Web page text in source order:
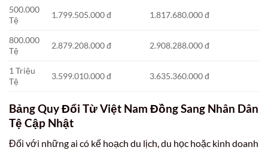
500.000
Tệ
1.799.505.000 đ 1.817.680.000 đ
800.000
Tệ
2.879.208.000 đ 2.908.288.000 đ
1 Triệu
Tệ
3.599.010.000 đ 3.635.360.000 đ
Bảng Quy Đổi Từ Việt Nam Đồng Sang Nhân Dân
Tệ Cập Nhật
Đối với những ai có kế hoạch du lịch, du học hoặc kinh doanh